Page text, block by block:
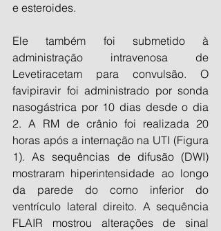
e esteroides.
Ele também foi submetido à
administração intravenosa de
Levetiracetam para convulsão. O
favipiravir foi administrado por sonda
nasogástrica por 10 dias desde o dia
2. A RM de crânio foi realizada 20
horas após a internação na UTI (Figura
1). As sequências de difusão (DWI)
mostraram hiperintensidade ao longo
da parede do corno inferior do
ventrículo lateral direito. A sequência
FLAIR mostrou alterações de sinal